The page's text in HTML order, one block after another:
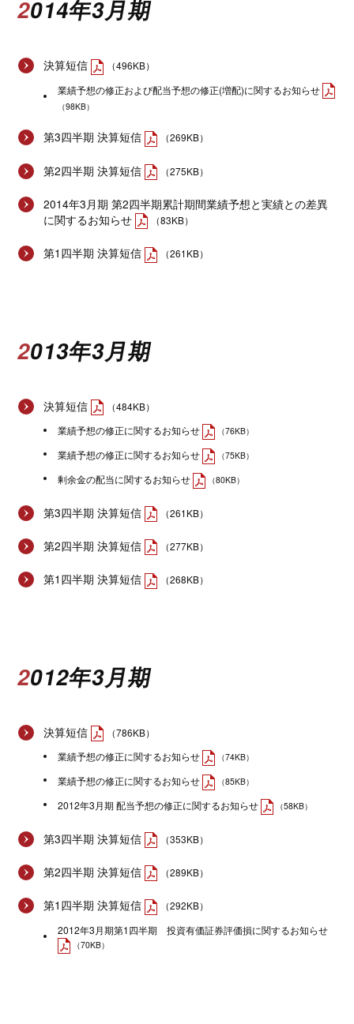
2014年3月期
決算短信
（496KB）
業績予想の修正および配当予想の修正(増配)に関するお知らせ
（98KB）
第3四半期 決算短信 （269KB）
第2四半期 決算短信 （275KB）
2014年3月期 第2四半期累計期間業績予想と実績との差異
に関するお知らせ
（83KB）
第1四半期 決算短信 （261KB）
2013年3月期
決算短信
（484KB）
業績予想の修正に関するお知らせ
（76KB）
業績予想の修正に関するお知らせ （75KB）
剰余金の配当に関するお知らせ （80KB）
第3四半期 決算短信 （261KB）
第2四半期 決算短信 （277KB）
第1四半期 決算短信 （268KB）
2012年3月期
決算短信
（786KB）
業績予想の修正に関するお知らせ
（74KB）
業績予想の修正に関するお知らせ （85KB）
2012年3月期 配当予想の修正に関するお知らせ （58KB）
第3四半期 決算短信 （353KB）
第2四半期 決算短信 （289KB）
第1四半期 決算短信
（292KB）
2012年3月期第1四半期 投資有価証券評価損に関するお知らせ
（70KB）